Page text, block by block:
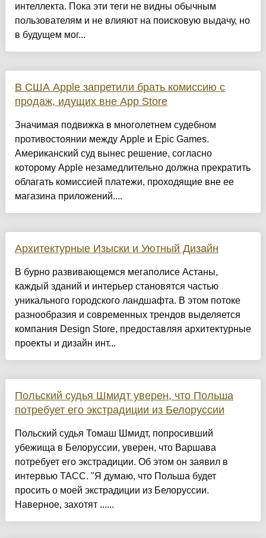
интеллекта. Пока эти теги не видны обычным
пользователям и не влияют на поисковую выдачу, но
в будущем мог...
В США Apple запретили брать комиссию с
продаж, идущих вне App Store
Значимая подвижка в многолетнем судебном
противостоянии между Apple и Epic Games.
Американский суд вынес решение, согласно
которому Apple незамедлительно должна прекратить
облагать комиссией платежи, проходящие вне ее
магазина приложений....
Архитектурные Изыски и Уютный Дизайн
​В бурно развивающемся мегаполисе Астаны,
каждый зданий и интерьер становятся частью
уникального городского ландшафта. В этом потоке
разнообразия и современных трендов выделяется
компания Design Store, предоставляя архитектурные
проекты и дизайн инт...
Польский судья Шмидт уверен, что Польша
потребует его экстрадиции из Белоруссии
Польский судья Томаш Шмидт, попросивший
убежища в Белоруссии, уверен, что Варшава
потребует его экстрадиции. Об этом он заявил в
интервью ТАСС. "Я думаю, что Польша будет
просить о моей экстрадиции из Белоруссии.
Наверное, захотят ......